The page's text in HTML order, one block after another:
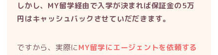
しかし、MY留学経由で入学が決まれば保証金の5万
円はキャッシュバックさせていだだきます。
ですから、実際にMY留学にエージェントを依頼する